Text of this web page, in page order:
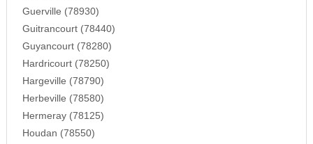
Guerville (78930)
Guitrancourt (78440)
Guyancourt (78280)
Hardricourt (78250)
Hargeville (78790)
Herbeville (78580)
Hermeray (78125)
Houdan (78550)